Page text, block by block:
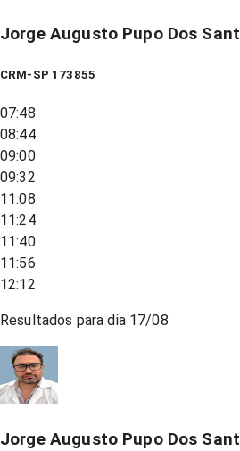
Jorge Augusto Pupo Dos
CRM-SP 173855
07:48
08:44
09:00
09:32
11:08
11:24
11:40
11:56
12:12
Resultados para dia 17/08
Jorge Augusto Pupo Dos